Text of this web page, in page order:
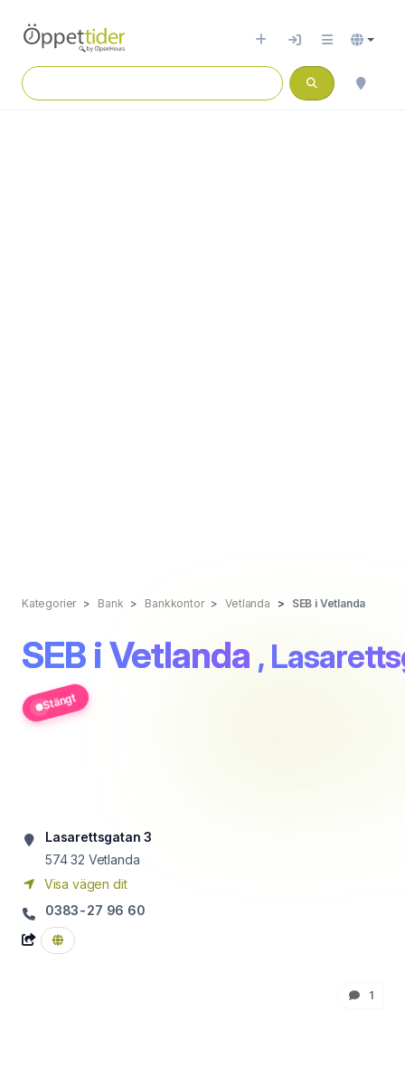
Kategorier Bank Bankkontor Vetlanda SEB i Vetlanda
SEB i Vetlanda ,
Stängt
Lasarettsgatan 3
574 32 Vetlanda
Visa vägen dit
0383-27 96 60
1